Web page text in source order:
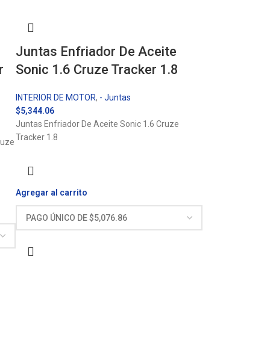
Juntas Enfriador De Aceite
Sonic 1.6 Cruze Tracker 1.8
INTERIOR DE MOTOR, - Juntas
$5,344.06
Juntas Enfriador De Aceite Sonic 1.6 Cruze
Tracker 1.8
Agregar al carrito